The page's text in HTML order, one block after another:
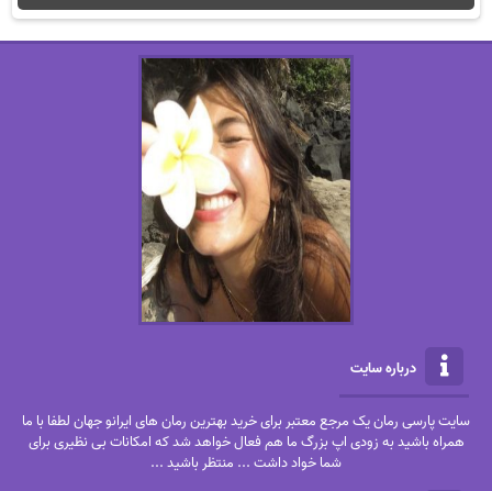
درباره سایت
سایت پارسی رمان یک مرجع معتبر برای خرید بهترین رمان های ایرانو جهان لطفا با ما
همراه باشید به زودی اپ بزرگ ما هم فعال خواهد شد که امکانات بی نظیری برای
شما خواد داشت ... منتظر باشید ...